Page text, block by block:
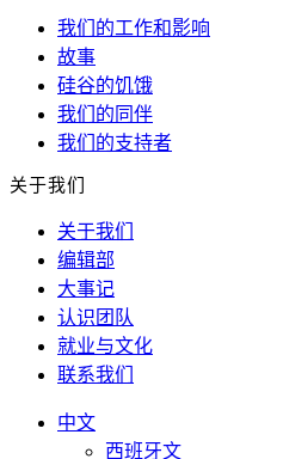
我们的工作和影响
故事
硅谷的饥饿
我们的同伴
我们的支持者
关于我们
关于我们
编辑部
大事记
认识团队
就业与文化
联系我们
中文
西班牙文